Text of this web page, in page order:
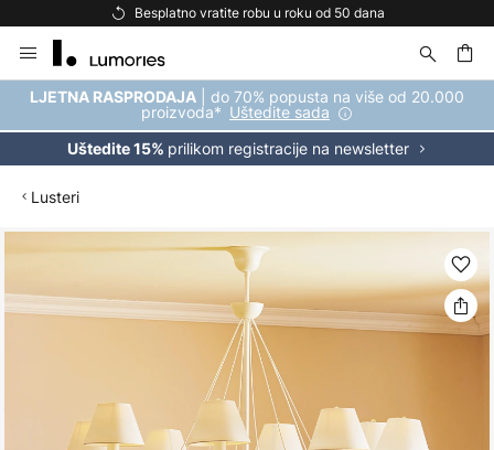
Besplatno vratite robu u roku od 50 dana
to
Content
LJETNA RASPRODAJA | do 70% popusta na više od 20.000
proizvoda* Uštedite sada
Uštedite 15% prilikom registracije na newsletter
Lusteri
the